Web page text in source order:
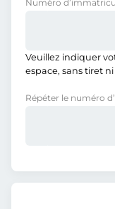
Numéro
Veuillez indiquer
espace, sans tiret
Répéter le numéro